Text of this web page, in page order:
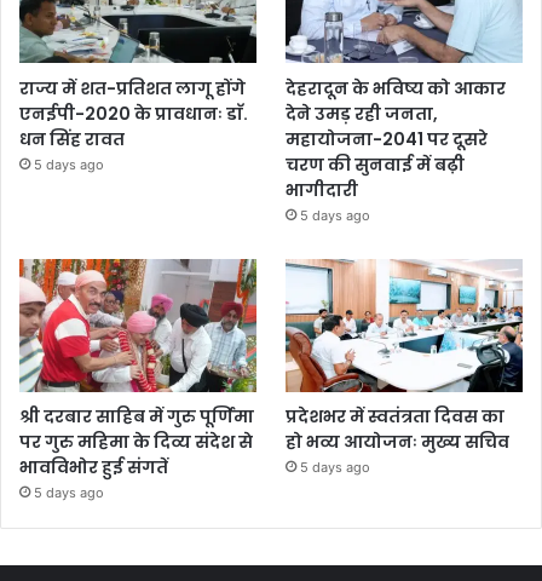
राज्य में शत-प्रतिशत लागू होंगे
एनईपी-2020 के प्रावधानः डाॅ.
धन सिंह रावत
5 days ago
देहरादून के भविष्य को आकार
देने उमड़ रही जनता,
महायोजना-2041 पर दूसरे
चरण की सुनवाई में बढ़ी
भागीदारी
5 days ago
श्री दरबार साहिब में गुरु पूर्णिमा
पर गुरु महिमा के दिव्य संदेश से
भावविभोर हुई संगतें
5 days ago
प्रदेशभर में स्वतंत्रता दिवस का
हो भव्य आयोजनः मुख्य सचिव
5 days ago